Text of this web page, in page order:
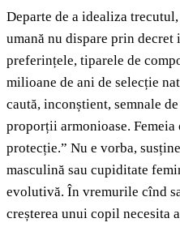
Departe de a idealiza
umană nu dispare prin
preferințele, tiparele de
milioane de ani de selecție
caută, inconștient, semnale
proporții armonioase. Femeia
protecție.” Nu e vorba,
masculină sau cupiditate
evolutivă. În vremurile cînd
creșterea unui copil necesita